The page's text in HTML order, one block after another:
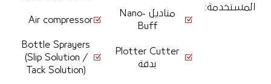
المستخدمة:
مناديل Nano-
Buff
Air compressor
Plotter Cutter
بدقة
Bottle Sprayers
(Slip Solution /
Tack Solution)